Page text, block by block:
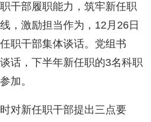
部履职能力，筑牢新任职
，激励担当作为，12月26日
职干部集体谈话。党组书
话，下半年新任职的3名科职
加。
新任职干部提出三点要